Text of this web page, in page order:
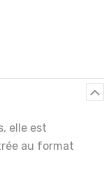
elle est
au format